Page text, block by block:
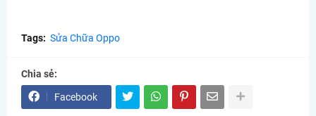
Tags: Sửa Chữa Oppo
Chia sẻ:
Facebook